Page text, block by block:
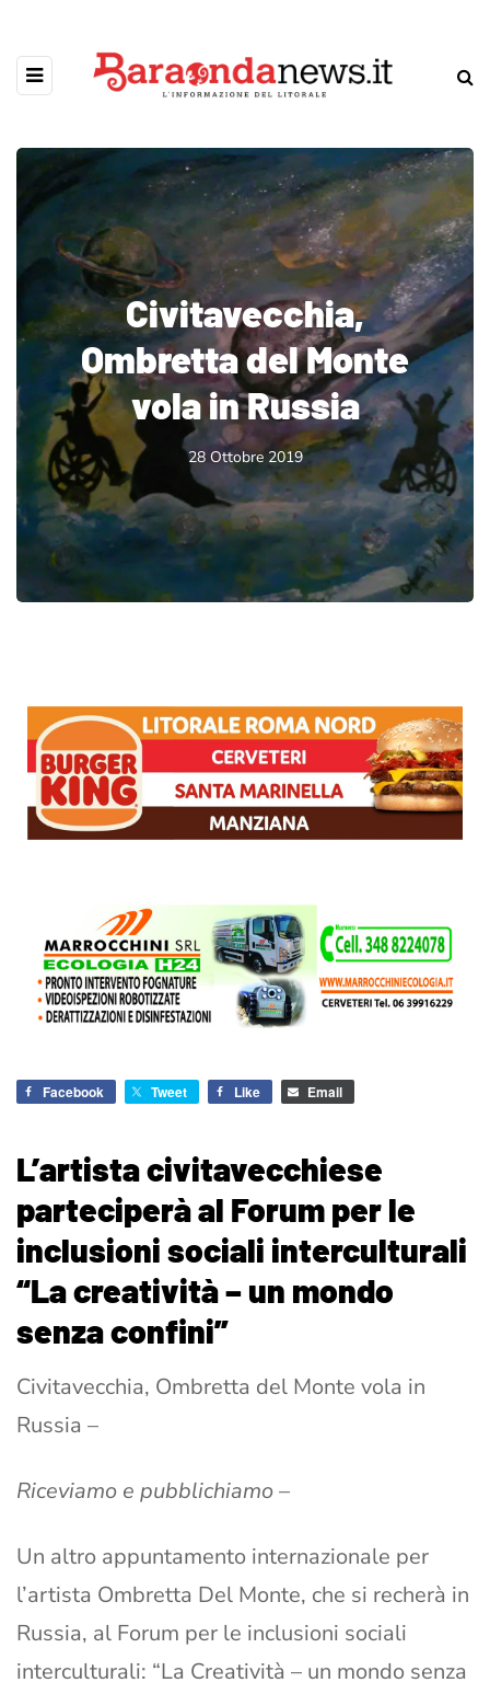
Civitavecchia,
Ombretta del Monte
vola in Russia
28 Ottobre 2019
Facebook Tweet Like Email
L’artista civitavecchiese
parteciperà al Forum per le
inclusioni sociali interculturali
“La creatività – un mondo
senza confini”
Civitavecchia, Ombretta del Monte vola in
Russia –
Riceviamo e pubblichiamo –
Un altro appuntamento internazionale per
l’artista Ombretta Del Monte, che si recherà in
Russia, al Forum per le inclusioni sociali
interculturali: “La Creatività – un mondo senza